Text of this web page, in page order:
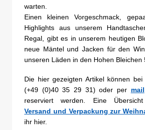
warten.
Einen kleinen Vorgeschmack,
Highlights aus unserem
Regal, gibt es in unserem heutigen
neue Mäntel und Jacken für den
unseren Läden in den Hohen Bleichen
Die hier gezeigten Artikel können bei
(+49 (0)40 35 29 31) oder per mail
reserviert werden. Eine
Versand und Verpackung zur
ihr hier.